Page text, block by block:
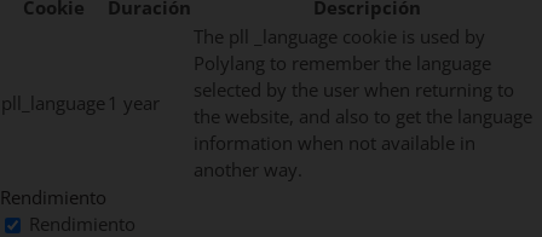
Cookie
Duración Descripción
pll_language 1 year
The pll _language cookie is used by
Polylang to remember the language
selected by the user when returning to
the website, and also to get the language
information when not available in
another way.
Rendimiento
Rendimiento